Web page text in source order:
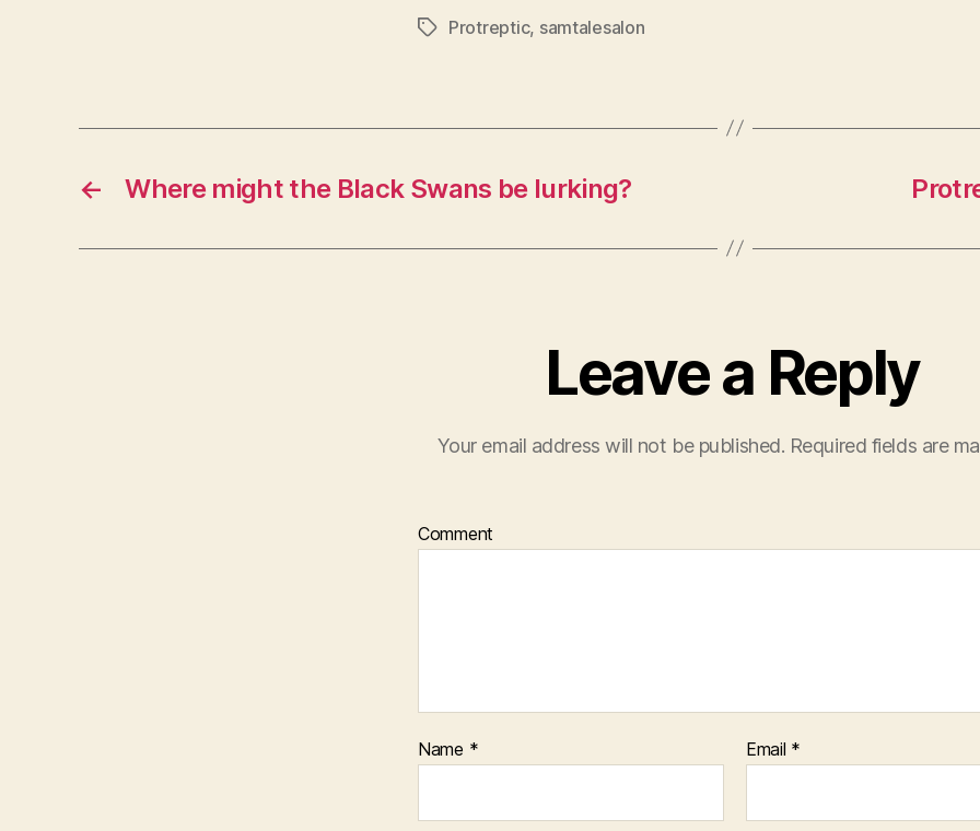
TagsProtreptic, samtalesalon
← Where might the Black Swans be lurking?
Leave a Reply
Your email address will not be published. Required fields are
Comment
Name * Email *